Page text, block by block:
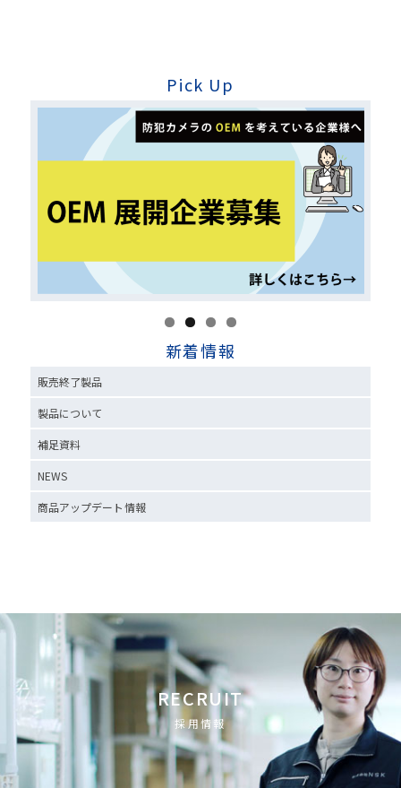
Pick Up
新着情報
販売終了製品
製品について
補足資料
NEWS
商品アップデート情報
RECRUIT
採用情報